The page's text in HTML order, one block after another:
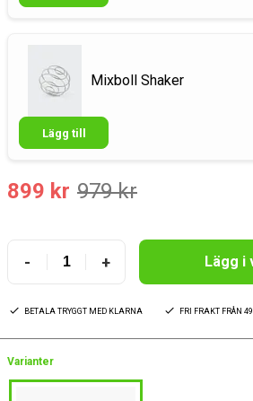
Mixboll Shaker
Lägg till
899 kr 979 kr
- + Lägg i
BETALA TRYGGT MED KLARNA FRI FRAKT FRÅN
Varianter